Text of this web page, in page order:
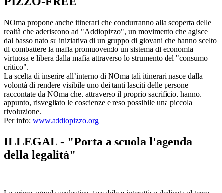
NOma propone anche itinerari che condurranno alla scoperta delle
realtà che aderiscono ad "Addiopizzo", un movimento che agisce
dal basso nato su iniziativa di un gruppo di giovani che hanno scelto
di combattere la mafia promuovendo un sistema di economia
virtuosa e libera dalla mafia attraverso lo strumento del "consumo
critico".
La scelta di inserire all’interno di NOma tali itinerari nasce dalla
volontà di rendere visibile uno dei tanti lasciti delle persone
raccontate da NOma che, attraverso il proprio sacrificio, hanno,
appunto, risvegliato le coscienze e reso possibile una piccola
rivoluzione.
Per info: www.addiopizzo.org
ILLEGAL - "Porta a scuola l'agenda
della legalità"